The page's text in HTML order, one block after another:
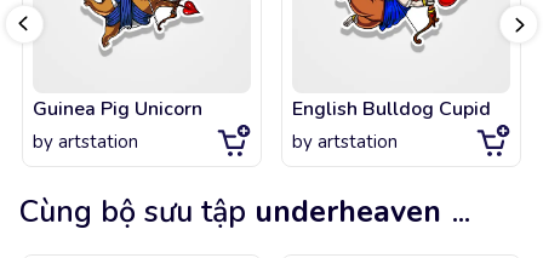
Guinea Pig Unicorn
by artstation
English Bulldog Cupid
by artstation
Cùng bộ sưu tập underheaven ...